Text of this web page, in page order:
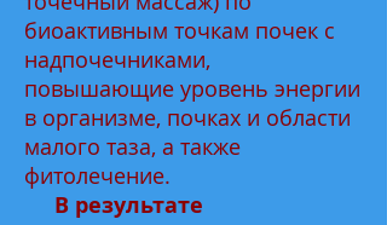
биоактивным точкам почек с
надпочечниками,
повышающие уровень энергии
в организме, почках и области
малого таза, а также
фитолечение.
В результате